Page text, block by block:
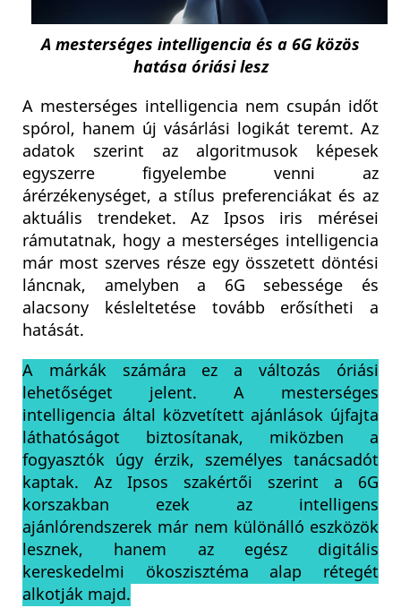
A mesterséges intelligencia és a 6G közös
hatása óriási lesz
A mesterséges intelligencia nem csupán időt
spórol, hanem új vásárlási logikát teremt. Az
adatok szerint az algoritmusok képesek
egyszerre figyelembe venni az
árérzékenységet, a stílus preferenciákat és az
aktuális trendeket. Az Ipsos iris mérései
rámutatnak, hogy a mesterséges intelligencia
már most szerves része egy összetett döntési
láncnak, amelyben a 6G sebessége és
alacsony késleltetése tovább erősítheti a
hatását.
A márkák számára ez a változás óriási
lehetőséget jelent. A mesterséges
intelligencia által közvetített ajánlások újfajta
láthatóságot biztosítanak, miközben a
fogyasztók úgy érzik, személyes tanácsadót
kaptak. Az Ipsos szakértői szerint a 6G
korszakban ezek az intelligens
ajánlórendszerek már nem különálló eszközök
lesznek, hanem az egész digitális
kereskedelmi ökoszisztéma alap rétegét
alkotják majd.